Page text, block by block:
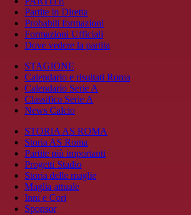
Partite in Diretta
Probabili formazioni
Formazioni Ufficiali
Dove vedere la partita
STAGIONE
Calendario e risultati Roma
Calendario Serie A
Classifica Serie A
News Calcio
STORIA AS ROMA
Storia AS Roma
Partite più importanti
Progetti Stadio
Storia delle maglie
Maglia attuale
Inni e Cori
Sponsor